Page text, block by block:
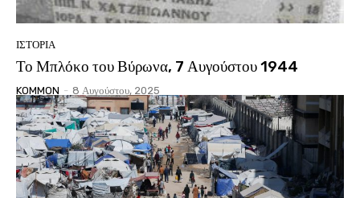
ΙΣΤΟΡΙΑ
Το Μπλόκο του Βύρωνα, 7 Αυγούστου 1944
KOMMON - 8 Αυγούστου, 2025